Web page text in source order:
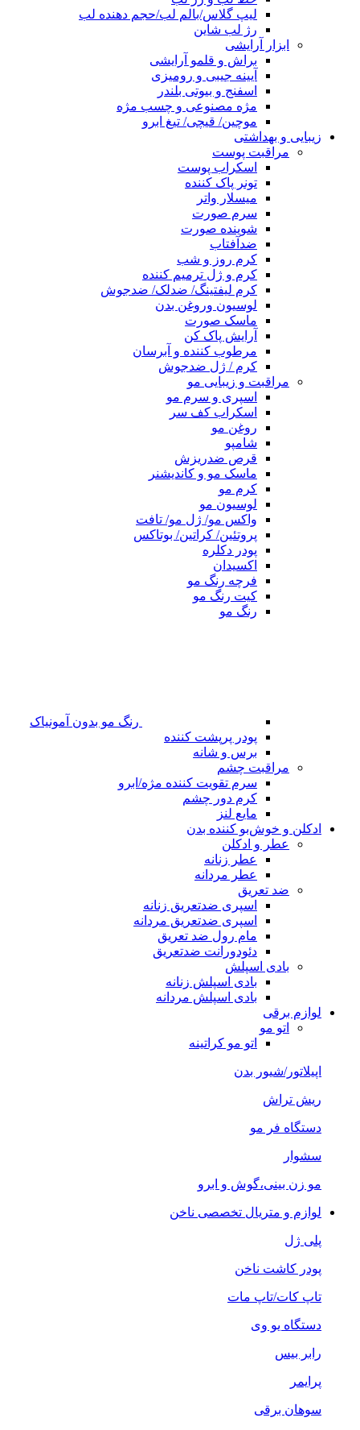
لیپ گلاس/بالم لب/حجم دهنده لب
رژ لب شاین
ابزار آرایشی
براش و قلمو آرایشی
آیینه جیبی و رومیزی
اسفنج و بیوتی بلندر
مژه مصنوعی و چسب مژه
موچین/ قیچی/ تیغ ابرو
زیبایی و بهداشتی
مراقبت پوست
اسکراب پوست
تونر پاک کننده
میسلار واتر
سرم صورت
شوینده صورت
ضدآفتاب
کرم روز و شب
کرم و ژل ترمیم کننده
کرم لیفتینگ/ ضدلک/ ضدجوش
لوسیون وروغن بدن
ماسک صورت
آرایش پاک کن
مرطوب کننده و آبرسان
کرم / ژل ضدجوش
مراقبت و زیبایی مو
اسپری و سرم مو
اسکراب کف سر
روغن مو
شامپو
قرص ضدریزش
ماسک مو و کاندیشنر
کرم مو
لوسیون مو
واکس مو/ ژل مو/ تافت
پروتئین/ کراتین/ بوتاکس
پودر دکلره
اکسیدان
فرچه رنگ مو
کیت رنگ مو
رنگ مو
رنگ مو بدون آمونیاک
پودر پرپشت کننده
برس و شانه
مراقبت چشم
سرم تقویت کننده مژه/ابرو
کرم دور چشم
مایع لنز
ادکلن و خوش‌بو کننده بدن
عطر و ادکلن
عطر زنانه
عطر مردانه
ضد تعریق
اسپری ضدتعریق زنانه
اسپری ضدتعریق مردانه
مام رول ضد تعریق
دئودورانت ضدتعریق
بادی اسپلش
بادی اسپلش زنانه
بادی اسپلش مردانه
لوازم برقی
اتو مو
اتو مو کراتینه
اپیلاتور/شیور بدن
ریش تراش
دستگاه فر مو
سشوار
مو زن بینی،گوش و ابرو
لوازم و متریال تخصصی ناخن
پلی ژل
پودر کاشت ناخن
تاپ کات/تاپ مات
دستگاه یو وی
رابر بیس
پرایمر
سوهان برقی